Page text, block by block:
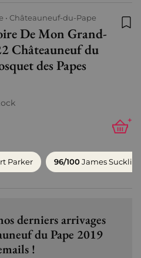
Châteauneuf-du-Pape
De Mon Grand-
Châteauneuf du
des Papes
+
Parker 96/100James
derniers arrivages
du Pape 2019
!